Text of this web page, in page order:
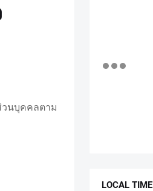
วนบุคคลตาม
LOCAL TIME